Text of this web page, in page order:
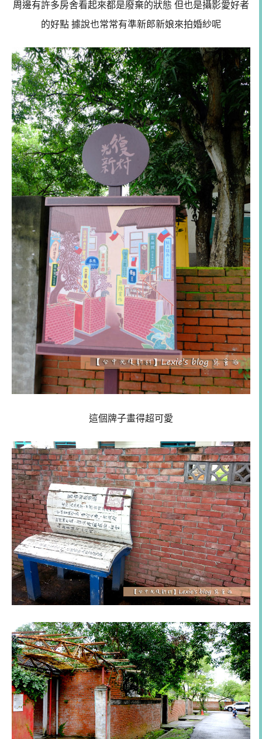
周邊有許多房舍看起來都是廢棄的狀態 但也是攝影愛好者
的好點 據說也常常有準新郎新娘來拍婚紗呢
這個牌子畫得超可愛